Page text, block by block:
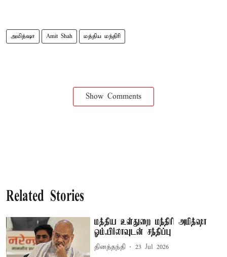
அமித்ஷா Amit Shah மத்திய மந்திரி
Show Comments
Related Stories
மத்திய உள்துறை மந்திரி அமித்ஷா
ஓம்.பிர்லாவுடன் சந்திப்பு
தினத்தந்தி 23 Jul 2026